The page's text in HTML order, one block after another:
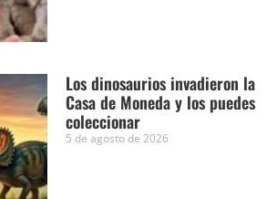
Los dinosaurios invadieron la
Casa de Moneda y los puedes
coleccionar
5 de agosto de 2026